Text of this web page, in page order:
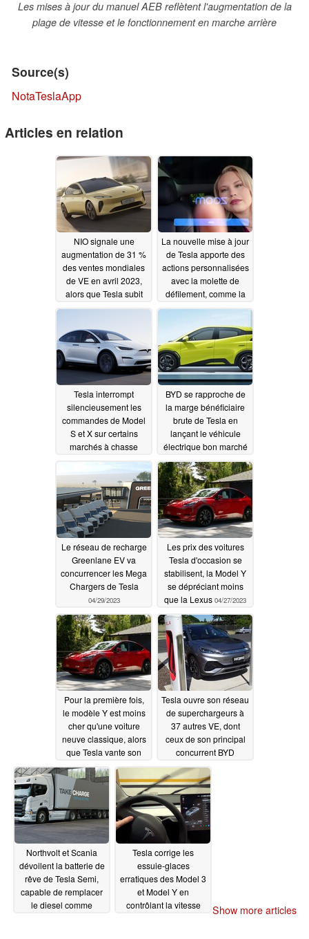
Les mises à jour du manuel AEB reflètent l'augmentation de la
plage de vitesse et le fonctionnement en marche arrière
Source(s)
NotaTeslaApp
Articles en relation
NIO signale une
augmentation de 31 %
des ventes mondiales
de VE en avril 2023,
alors que Tesla subit
une pression
l'Est05/03/2023
La nouvelle mise à jour
de Tesla apporte des
actions personnalisées
avec la molette de
défilement, comme la
prise d'appels et les
caméra de l'habitacle
05/02/2023
Tesla interrompt
silencieusement les
commandes de Model
S et X sur certains
marchés à chasse
d'eau directe, tout en
réduisant les prix sur
d'autres marchés
05/02/2023
BYD se rapproche de
la marge bénéficiaire
brute de Tesla en
lançant le véhicule
électrique bon marché
Seagull04/29/2023
Le réseau de recharge
Greenlane EV va
concurrencer les Mega
Chargers de Tesla
04/29/2023
Les prix des voitures
Tesla d'occasion se
stabilisent, la Model Y
se dépréciant moins
que la Lexus 04/27/2023
Pour la première fois,
le modèle Y est moins
cher qu'une voiture
neuve classique, alors
que Tesla vante son
rendement record de 4
miles/kWh04/26/2023
Tesla ouvre son réseau
de superchargeurs à
37 autres VE, dont
ceux de son principal
concurrent BYD
04/26/2023
Northvolt et Scania
dévoilent la batterie de
rêve de Tesla Semi,
capable de remplacer
le diesel comme
Tesla corrige les
essuie-glaces
erratiques des Model 3
et Model Y en
contrôlant la vitesse
Show more articles